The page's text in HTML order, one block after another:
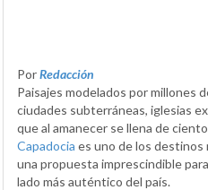
PorRedacción
Paisajes modelados por millones
ciudades subterráneas, iglesias
que al amanecer se llena de
Capadocia es uno de los destinos
una propuesta imprescindible
lado más auténtico del país.